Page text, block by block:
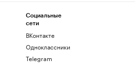
Социальные
сети
ВКонтакте
Одноклассники
Telegram